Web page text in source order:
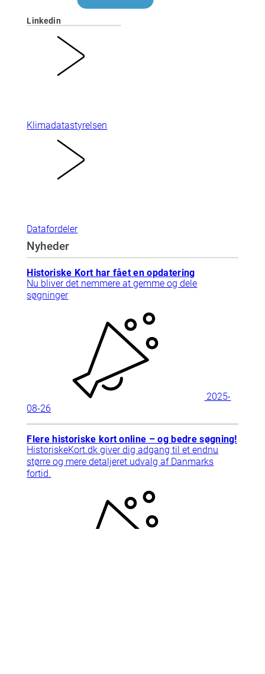
Linkedin
Klimadatastyrelsen
Datafordeler
Nyheder
Historiske Kort har fået en opdatering
Nu bliver det nemmere at gemme og dele
søgninger
2025-
08-26
Flere historiske kort online – og bedre søgning!
HistoriskeKort.dk giver dig adgang til et endnu
større og mere detaljeret udvalg af Danmarks
fortid.